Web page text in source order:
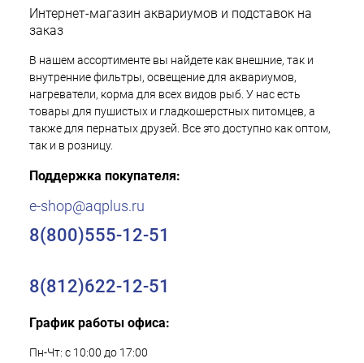
Интернет-магазин аквариумов и подставок на
заказ
В нашем ассортименте вы найдете как внешние, так и
внутренние фильтры, освещение для аквариумов,
нагреватели, корма для всех видов рыб. У нас есть
товары для пушистых и гладкошерстных питомцев, а
также для пернатых друзей. Все это доступно как оптом,
так и в розницу.
Поддержка покупателя:
e-shop@aqplus.ru
8(800)555-12-51
8(812)622-12-51
График работы офиса:
Пн-Чт: с 10:00 до 17:00